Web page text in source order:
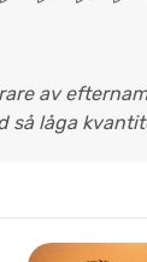
av
så låga